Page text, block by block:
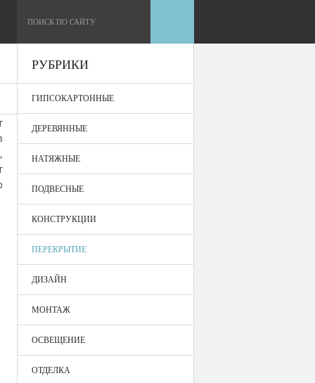
РУБРИКИ
ГИПСОКАРТОННЫЕ
ДЕРЕВЯННЫЕ
НАТЯЖНЫЕ
ПОДВЕСНЫЕ
КОНСТРУКЦИИ
ПЕРЕКРЫТИЕ
ДИЗАЙН
МОНТАЖ
ОСВЕЩЕНИЕ
ОТДЕЛКА